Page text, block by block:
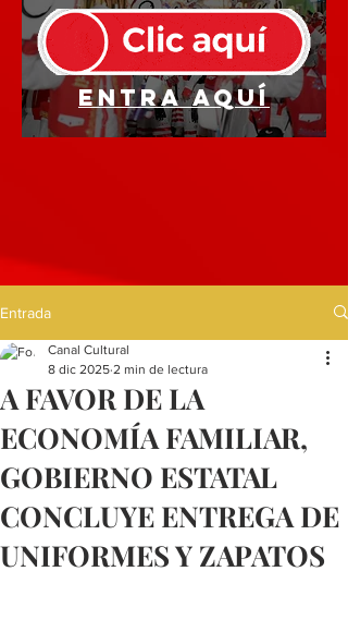
Entra aquí
Entrada
A FAVOR DE LA
ECONOMÍA FAMILIAR,
GOBIERNO ESTATAL
CONCLUYE ENTREGA DE
UNIFORMES Y ZAPATOS
Canal Cultural
8 dic 2025 2 min de lectura